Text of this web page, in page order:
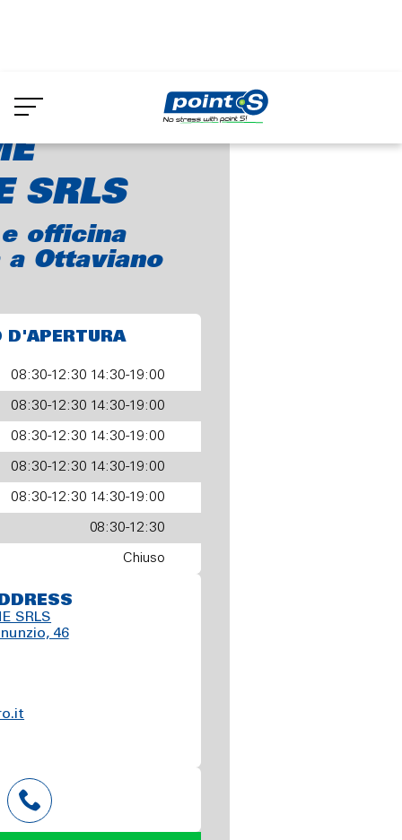
to
main
SRLS
officina
a Ottaviano
D'APERTURA
08:30-12:30 14:30-19:00
08:30-12:30 14:30-19:00
08:30-12:30 14:30-19:00
08:30-12:30 14:30-19:00
08:30-12:30 14:30-19:00
08:30-12:30
Chiuso
SRLS
46